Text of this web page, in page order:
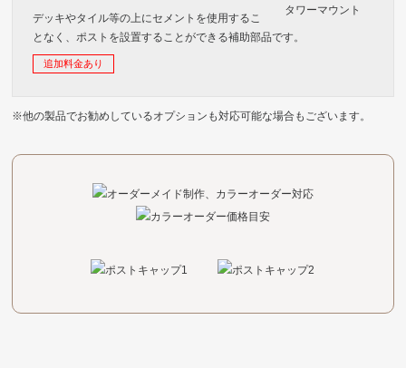
デッキやタイル等の上にセメントを使用するこ
となく、ポストを設置することができる補助部品です。
追加料金あり
※他の製品でお勧めしているオプションも対応可能な場合もございます。